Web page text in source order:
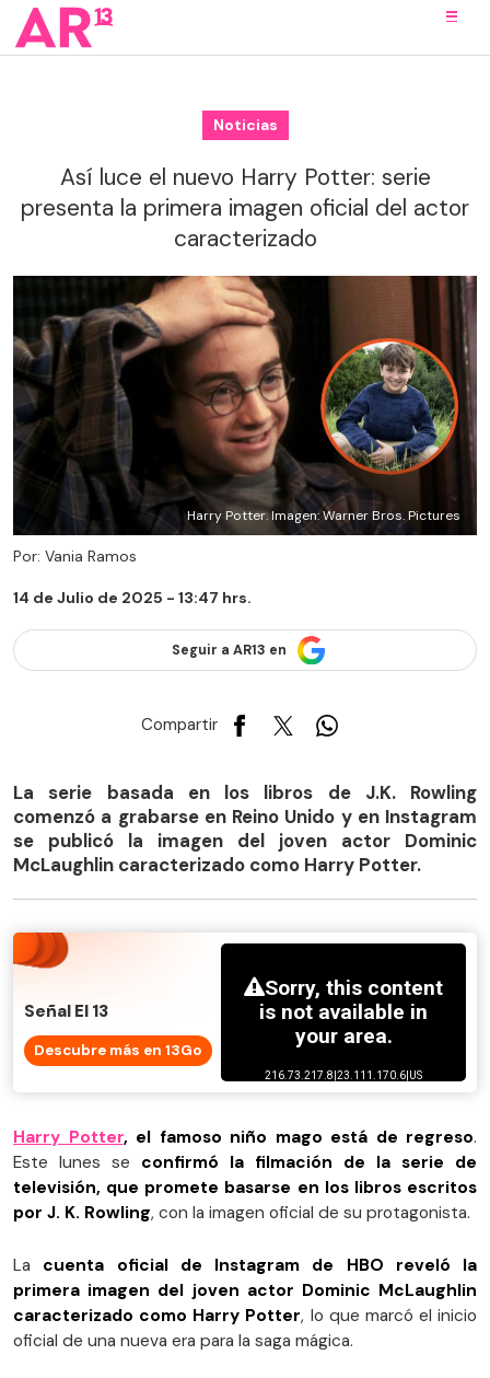
Noticias
Así luce el nuevo Harry Potter: serie
presenta la primera imagen oficial del actor
caracterizado
Harry Potter. Imagen: Warner Bros. Pictures
Por: Vania Ramos
14 de Julio de 2025 - 13:47 hrs.
Seguir a AR13 en
Compartir
La serie basada en los libros de J.K. Rowling
comenzó a grabarse en Reino Unido y en Instagram
se publicó la imagen del joven actor Dominic
McLaughlin caracterizado como Harry Potter.
Señal El 13
Descubre más en 13Go
Harry Potter, el famoso niño mago está de regreso.
Este lunes se confirmó la filmación de la serie de
televisión, que promete basarse en los libros escritos
por J. K. Rowling, con la imagen oficial de su protagonista.
La cuenta oficial de Instagram de HBO reveló la
primera imagen del joven actor Dominic McLaughlin
caracterizado como Harry Potter, lo que marcó el inicio
oficial de una nueva era para la saga mágica.